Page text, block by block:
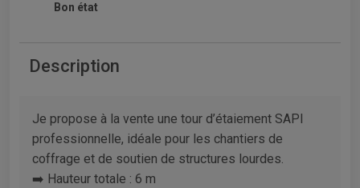
Bon état
Description
Je propose à la vente une tour d’étaiement SAPI
professionnelle, idéale pour les chantiers de
coffrage et de soutien de structures lourdes.
➡️ Hauteur totale : 6 m